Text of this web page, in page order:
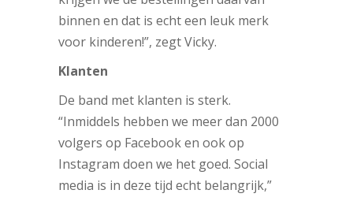
binnen en dat is echt een leuk merk
voor kinderen!”, zegt Vicky.
Klanten
De band met klanten is sterk.
“Inmiddels hebben we meer dan 2000
volgers op Facebook en ook op
Instagram doen we het goed. Social
media is in deze tijd echt belangrijk,”